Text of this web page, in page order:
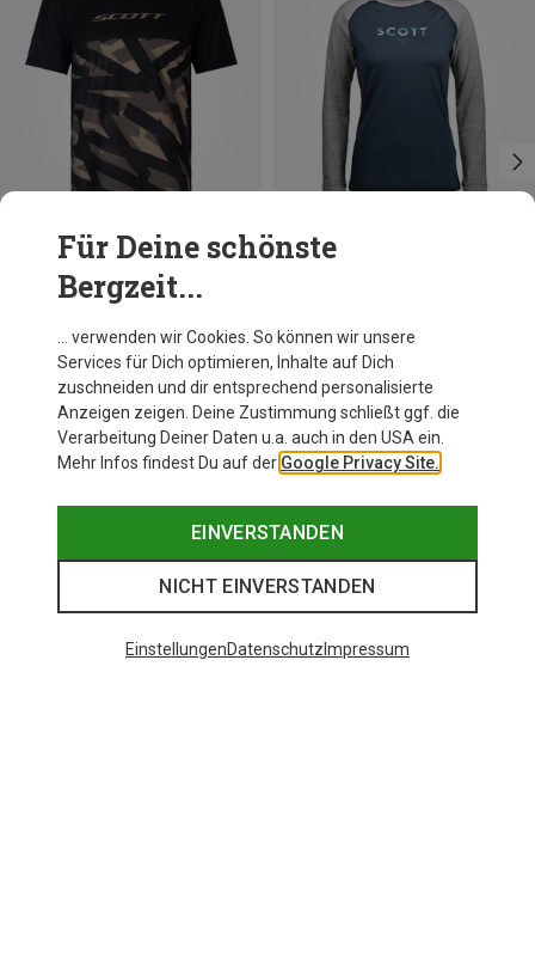
Du sparst 24%
Für Deine schönste
Bergzeit...
… verwenden wir Cookies. So können wir unsere
Services für Dich optimieren, Inhalte auf Dich
zuschneiden und dir entsprechend personalisierte
Anzeigen zeigen. Deine Zustimmung schließt ggf. die
Verarbeitung Deiner Daten u.a. auch in den USA ein.
Mehr Infos findest Du auf der Google Privacy Site.
EINVERSTANDEN
NICHT EINVERSTANDEN
EinstellungenDatenschutz Impressum